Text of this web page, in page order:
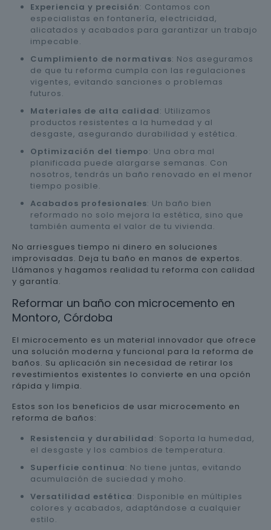
Experiencia y precisión: Contamos con
especialistas en fontanería, electricidad,
alicatados y acabados para garantizar un trabajo
impecable.
Cumplimiento de normativas: Nos aseguramos
de que tu reforma cumpla con las regulaciones
vigentes, evitando sanciones o problemas
futuros.
Materiales de alta calidad: Utilizamos
productos resistentes a la humedad y al
desgaste, asegurando durabilidad y estética.
Optimización del tiempo: Una obra mal
planificada puede alargarse semanas. Con
nosotros, tendrás un baño renovado en el menor
tiempo posible.
Acabados profesionales: Un baño bien
reformado no solo mejora la estética, sino que
también aumenta el valor de tu vivienda.
No arriesgues tiempo ni dinero en soluciones
improvisadas. Deja tu baño en manos de expertos.
Llámanos y hagamos realidad tu reforma con calidad
y garantía.
Reformar un baño con microcemento en
Montoro, Córdoba
El microcemento es un material innovador que ofrece
una solución moderna y funcional para la reforma de
baños. Su aplicación sin necesidad de retirar los
revestimientos existentes lo convierte en una opción
rápida y limpia.
Estos son los beneficios de usar microcemento en
reforma de baños:
Resistencia y durabilidad: Soporta la humedad,
el desgaste y los cambios de temperatura.
Superficie continua: No tiene juntas, evitando
acumulación de suciedad y moho.
Versatilidad estética: Disponible en múltiples
colores y acabados, adaptándose a cualquier
estilo.